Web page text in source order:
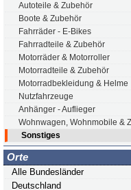
Autoteile & Zubehör
Boote & Zubehör
Fahrräder - E-Bikes
Fahrradteile & Zubehör
Motorräder & Motorroller
Motorradteile & Zubehör
Motorradbekleidung & Helme
Nutzfahrzeuge
Anhänger - Auflieger
Wohnwagen, Wohnmobile &
Sonstiges
Orte
Alle Bundesländer
Deutschland